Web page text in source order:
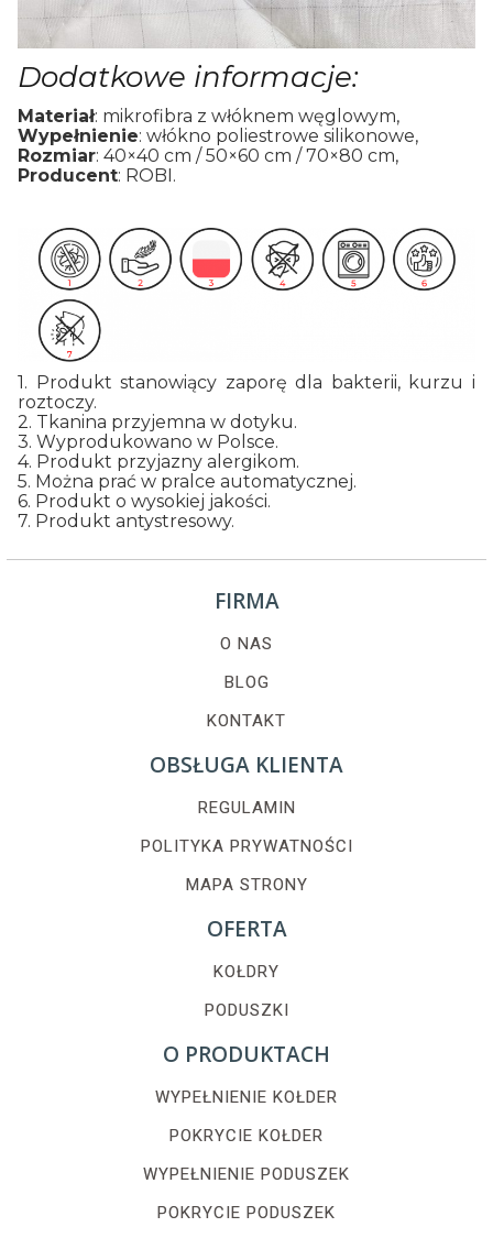
Dodatkowe informacje:
Materiał: mikrofibra z włóknem węglowym,
Wypełnienie: włókno poliestrowe silikonowe,
Rozmiar: 40×40 cm / 50×60 cm / 70×80 cm,
Producent: ROBI.
1. Produkt stanowiący zaporę dla bakterii, kurzu i
roztoczy.
2. Tkanina przyjemna w dotyku.
3. Wyprodukowano w Polsce.
4. Produkt przyjazny alergikom.
5. Można prać w pralce automatycznej.
6. Produkt o wysokiej jakości.
7. Produkt antystresowy.
FIRMA
O NAS
BLOG
KONTAKT
OBSŁUGA KLIENTA
REGULAMIN
POLITYKA PRYWATNOŚCI
MAPA STRONY
OFERTA
KOŁDRY
PODUSZKI
O PRODUKTACH
WYPEŁNIENIE KOŁDER
POKRYCIE KOŁDER
WYPEŁNIENIE PODUSZEK
POKRYCIE PODUSZEK